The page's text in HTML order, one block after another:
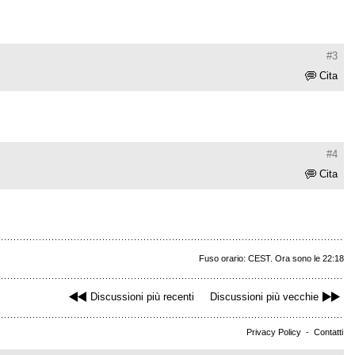
#3
Cita
#4
Cita
Fuso orario: CEST. Ora sono le 22:18
Discussioni più recenti Discussioni più vecchie
Privacy Policy - Contatti